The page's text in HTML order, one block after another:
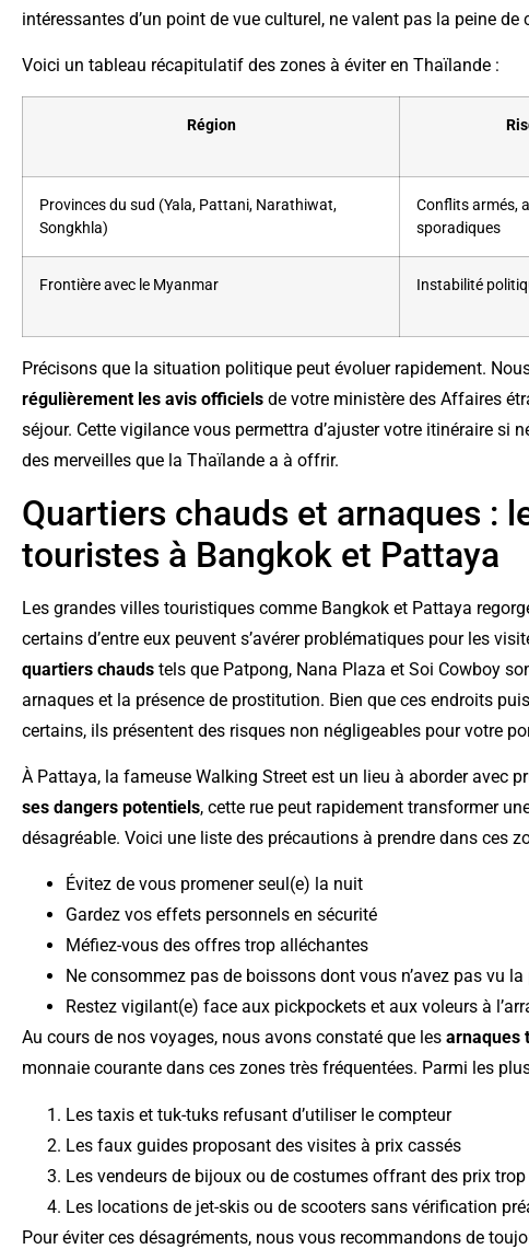
intéressantes d’un point de vue culturel, ne valent pas la peine
Voici un tableau récapitulatif des zones à éviter en Thaïlande :
Région
Provinces du sud (Yala, Pattani, Narathiwat,
Songkhla)
Conflits armés,
sporadiques
Frontière avec le Myanmar Instabilité
Précisons que la situation politique peut évoluer rapidement.
régulièrement les avis officiels de votre ministère des Affaires
séjour. Cette vigilance vous permettra d’ajuster votre itinéraire si
des merveilles que la Thaïlande a à offrir.
Quartiers chauds et arnaques :
touristes à Bangkok et Pattaya
Les grandes villes touristiques comme Bangkok et Pattaya
certains d’entre eux peuvent s’avérer problématiques pour les
quartiers chauds tels que Patpong, Nana Plaza et Soi Cowboy
arnaques et la présence de prostitution. Bien que ces endroits
certains, ils présentent des risques non négligeables pour votre
À Pattaya, la fameuse Walking Street est un lieu à aborder avec
ses dangers potentiels, cette rue peut rapidement transformer
désagréable. Voici une liste des précautions à prendre dans ces
Évitez de vous promener seul(e) la nuit
Gardez vos effets personnels en sécurité
Méfiez-vous des offres trop alléchantes
Ne consommez pas de boissons dont vous n’avez pas vu
Restez vigilant(e) face aux pickpockets et aux voleurs à
Au cours de nos voyages, nous avons constaté que les arnaques
monnaie courante dans ces zones très fréquentées. Parmi les
Les taxis et tuk-tuks refusant d’utiliser le compteur
Les faux guides proposant des visites à prix cassés
Les vendeurs de bijoux ou de costumes offrant des prix
Les locations de jet-skis ou de scooters sans vérification
Pour éviter ces désagréments, nous vous recommandons de